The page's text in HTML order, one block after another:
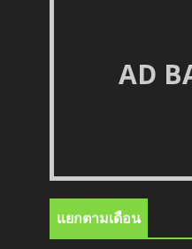
AD
แยกตามเดือน